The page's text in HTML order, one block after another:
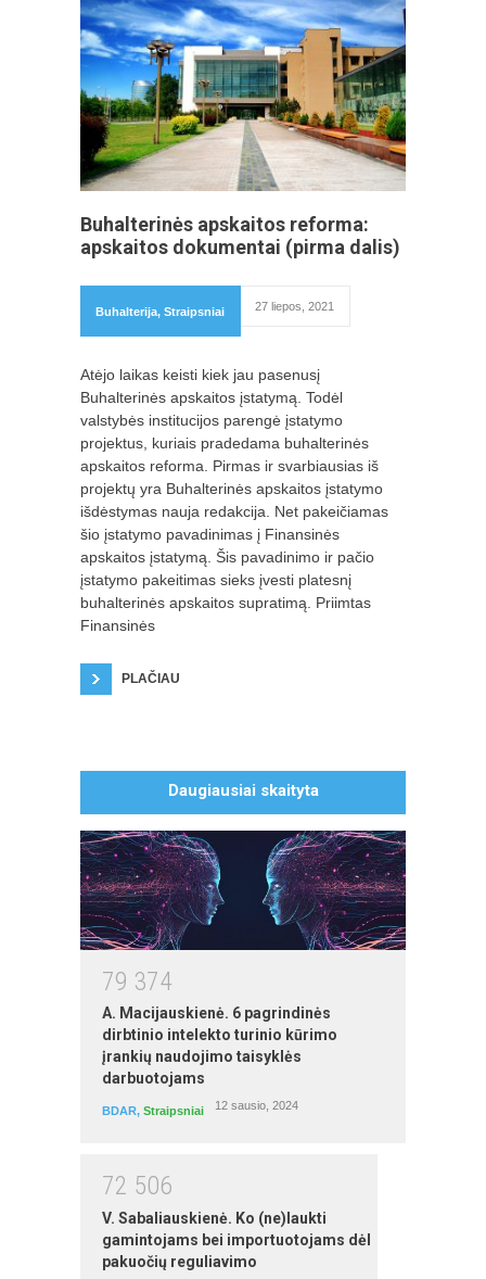
Buhalterinės apskaitos reforma:
apskaitos dokumentai (pirma dalis)
Buhalterija, Straipsniai 27 liepos, 2021
Atėjo laikas keisti kiek jau pasenusį
Buhalterinės apskaitos įstatymą. Todėl
valstybės institucijos parengė įstatymo
projektus, kuriais pradedama buhalterinės
apskaitos reforma. Pirmas ir svarbiausias iš
projektų yra Buhalterinės apskaitos įstatymo
išdėstymas nauja redakcija. Net pakeičiamas
šio įstatymo pavadinimas į Finansinės
apskaitos įstatymą. Šis pavadinimo ir pačio
įstatymo pakeitimas sieks įvesti platesnį
buhalterinės apskaitos supratimą. Priimtas
Finansinės
PLAČIAU
Daugiausiai skaityta
79 374
A. Macijauskienė. 6 pagrindinės
dirbtinio intelekto turinio kūrimo
įrankių naudojimo taisyklės
darbuotojams
BDAR, Straipsniai 12 sausio, 2024
72 506
V. Sabaliauskienė. Ko (ne)laukti
gamintojams bei importuotojams dėl
pakuočių reguliavimo
MS Word mokymai
autorius: Egidijus Grigūnas